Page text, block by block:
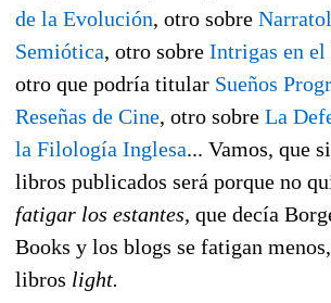
de la Evolución, otro sobre
Semiótica, otro sobre Intrigas en el
otro que podría titular Sueños
Reseñas de Cine, otro sobre La
la Filología Inglesa... Vamos, que
libros publicados será porque no
fatigar los estantes, que decía
Books y los blogs se fatigan
libros light.